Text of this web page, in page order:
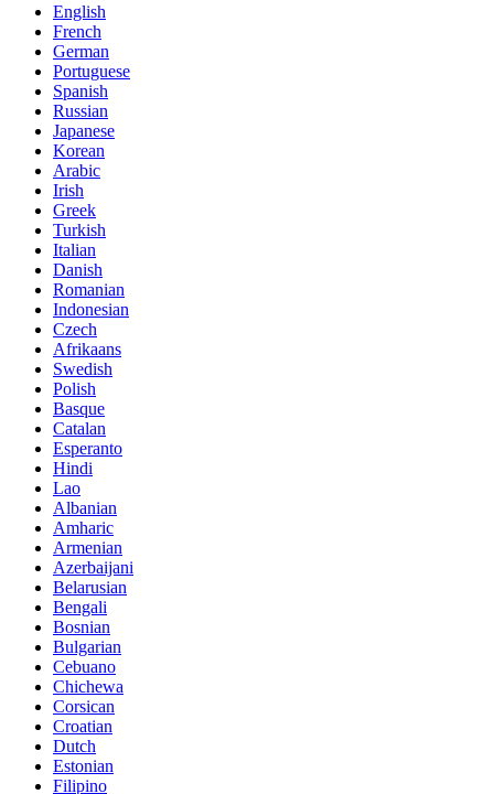
English
French
German
Portuguese
Spanish
Russian
Japanese
Korean
Arabic
Irish
Greek
Turkish
Italian
Danish
Romanian
Indonesian
Czech
Afrikaans
Swedish
Polish
Basque
Catalan
Esperanto
Hindi
Lao
Albanian
Amharic
Armenian
Azerbaijani
Belarusian
Bengali
Bosnian
Bulgarian
Cebuano
Chichewa
Corsican
Croatian
Dutch
Estonian
Filipino